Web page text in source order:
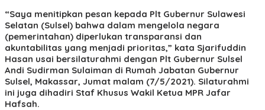
“Saya menitipkan pesan kepada Plt Gubernur Sulawesi
Selatan (Sulsel) bahwa dalam mengelola negara
(pemerintahan) diperlukan transparansi dan
akuntabilitas yang menjadi prioritas,” kata Sjarifuddin
Hasan usai bersilaturahmi dengan Plt Gubernur Sulsel
Andi Sudirman Sulaiman di Rumah Jabatan Gubernur
Sulsel, Makassar, Jumat malam (7/5/2021). Silaturahmi
ini juga dihadiri Staf Khusus Wakil Ketua MPR Jafar
Hafsah.